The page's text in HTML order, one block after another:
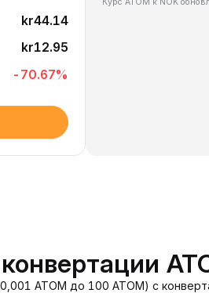
kr44.14
kr12.95
-70.67%
ATOM до 100 ATOM) с